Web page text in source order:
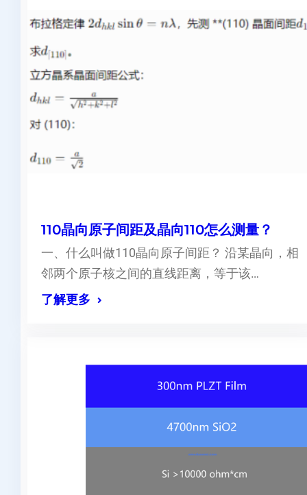
110晶向原子间距及晶向110怎么测量？
一、什么叫做110晶向原子间距？ 沿某晶向，相
邻两个原子核之间的直线距离，等于该…
了解更多